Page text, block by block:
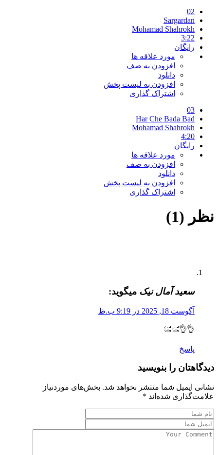
02
Sargardan
Mohamad Shahrokh
3:22
رایگان
مورد علاقه ها
افزودن به صف
دانلود
افزودن به لیست پخش
اشتراک گذاری
03
Har Che Bada Bad
Mohamad Shahrokh
4:20
رایگان
مورد علاقه ها
افزودن به صف
دانلود
افزودن به لیست پخش
اشتراک گذاری
نظر (1)
سعید آمال نیک میگوید:
آگوست 18, 2025 در 9:19 ب.ظ
👌👌👏👏
پاسخ
دیدگاهتان را بنویسید
نشانی ایمیل شما منتشر نخواهد شد. بخش‌های موردنیاز
علامت‌گذاری شده‌اند *